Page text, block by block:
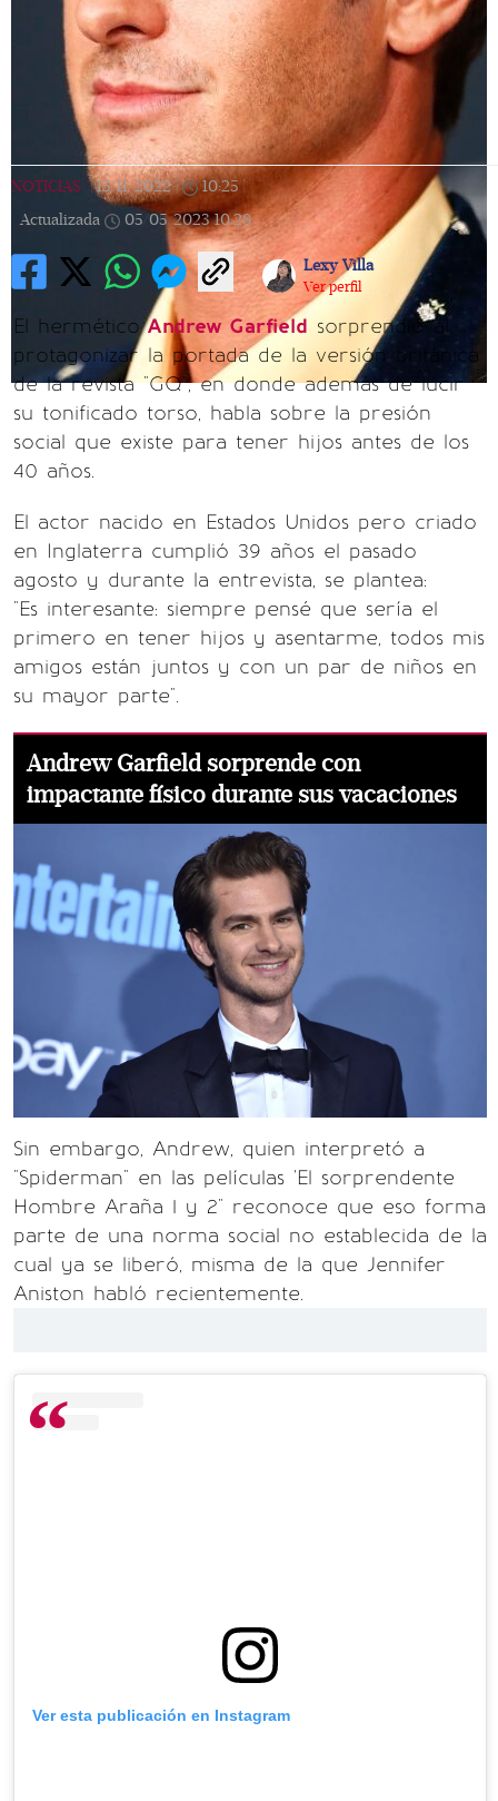
NOTICIAS | 15/11/2022 | 10:25 |
Actualizada
05/05/2023 10:28
Lexy Villa
Ver perfil
El herméticoAndrew Garfield sorprendió al
protagonizar la portada de la versión británica
de la revista "GQ", en donde además de lucir
su tonificado torso, habla sobre la presión
social que existe para tener hijos antes de los
40 años.
El actor nacido en Estados Unidos pero criado
en Inglaterra cumplió 39 años el pasado
agosto y durante la entrevista, se plantea:
"Es interesante: siempre pensé que sería el
primero en tener hijos y asentarme, todos mis
amigos están juntos y con un par de niños en
su mayor parte".
Andrew Garfield sorprende con
impactante físico durante sus vacaciones
Sin embargo, Andrew, quien interpretó a
"Spiderman" en las películas 'El sorprendente
Hombre Araña 1 y 2" reconoce que eso forma
parte de una norma social no establecida de la
cual ya se liberó, misma de la que Jennifer
Aniston habló recientemente.
Ver esta publicación en Instagram